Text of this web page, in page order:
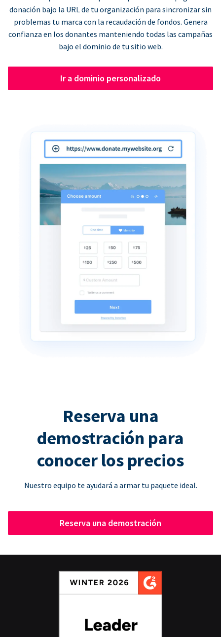
donación bajo la URL de tu organización para sincronizar sin
problemas tu marca con la recaudación de fondos. Genera
confianza en los donantes manteniendo todas las campañas
bajo el dominio de tu sitio web.
Ir a dominio personalizado
Reserva una
demostración para
conocer los precios
Nuestro equipo te ayudará a armar tu paquete ideal.
Reserva una demostración